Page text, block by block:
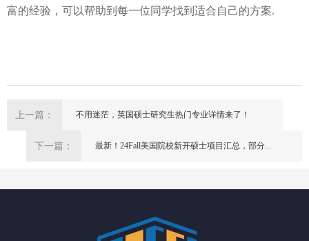
富的经验，可以帮助到每一位同学找到适合自己的方案.
上一篇： 不用迷茫，英国硕士研究生热门专业详情来了！
下一篇： 最新！24Fall美国院校新开硕士项目汇总，部分...